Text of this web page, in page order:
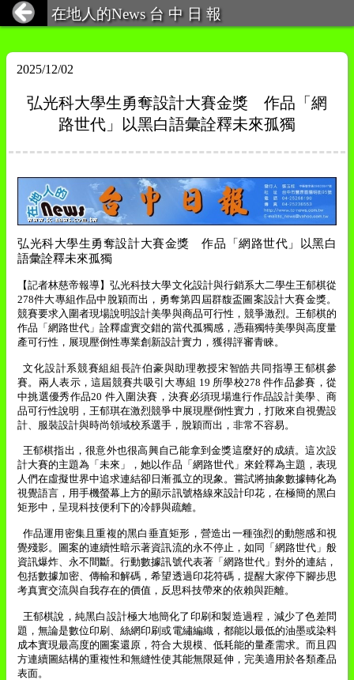
在地人的News 台 中 日 報
2025/12/02
弘光科大學生勇奪設計大賽金獎 作品「網
路世代」以黑白語彙詮釋未來孤獨
弘光科大學生勇奪設計大賽金獎 作品「網路世代」以黑白
語彙詮釋未來孤獨
【記者林慈帝報導】弘光科技大學文化設計與行銷系大二學生王郁棋從
278件大專組作品中脫穎而出，勇奪第四屆群馥盃圖案設計大賽金獎。
競賽要求入圍者現場說明設計美學與商品可行性，競爭激烈。王郁棋的
作品「網路世代」詮釋虛實交錯的當代孤獨感，憑藉獨特美學與高度量
產可行性，展現壓倒性專業創新設計實力，獲得評審青睞。
文化設計系競賽組組長許伯豪與助理教授宋智皓共同指導王郁棋參
賽。兩人表示，這屆競賽共吸引大專組 19 所學校278件作品參賽，從
中挑選優秀作品20 件入圍決賽，決賽必須現場進行作品設計美學、商
品可行性說明，王郁琪在激烈競爭中展現壓倒性實力，打敗來自視覺設
計、服裝設計與時尚領域校系選手，脫穎而出，非常不容易。
王郁棋指出，很意外也很高興自己能拿到金獎這麼好的成績。這次設
計大賽的主題為「未來」，她以作品「網路世代」來銓釋為主題，表現
人們在虛擬世界中追求連結卻日漸孤立的現象。嘗試將抽象數據轉化為
視覺語言，用手機螢幕上方的顯示訊號格線來設計印花，在極簡的黑白
矩形中，呈現科技便利下的冷靜與疏離。
作品運用密集且重複的黑白垂直矩形，營造出一種強烈的動態感和視
覺殘影。圖案的連續性暗示著資訊流的永不停止，如同「網路世代」般
資訊爆炸、永不間斷。行動數據訊號代表著「網路世代」對外的連結，
包括數據加密、傳輸和解碼，希望透過印花符碼，提醒大家停下腳步思
考真實交流與自我存在的價值，反思科技帶來的依賴與距離。
王郁棋說，純黑白設計極大地簡化了印刷和製造過程，減少了色差問
題，無論是數位印刷、絲網印刷或電繡編織，都能以最低的油墨或染料
成本實現最高度的圖案還原，符合大規模、低耗能的量產需求。而且四
方連續圖結構的重複性和無縫性使其能無限延伸，完美適用於各類產品
表面。